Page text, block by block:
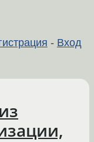
- Вход